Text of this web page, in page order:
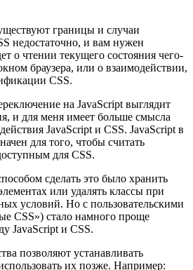
границы и случаи
недостаточно, и вам нужен
о чтении текущего состояния чего-
браузера, или о взаимодействии,
CSS.
на JavaScript выглядит
и для меня имеет больше смысла
JavaScript и CSS. JavaScript в
для того, чтобы считать
для CSS.
сделать это было хранить
или удалять классы при
условий. Но с пользовательскими
CSS») стало намного проще
JavaScript и CSS.
позволяют устанавливать
их позже. Например: